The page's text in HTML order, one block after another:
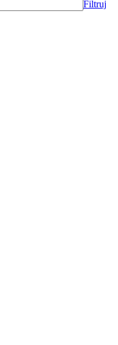
Filtruj